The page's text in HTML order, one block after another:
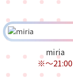
miria
※～21:00